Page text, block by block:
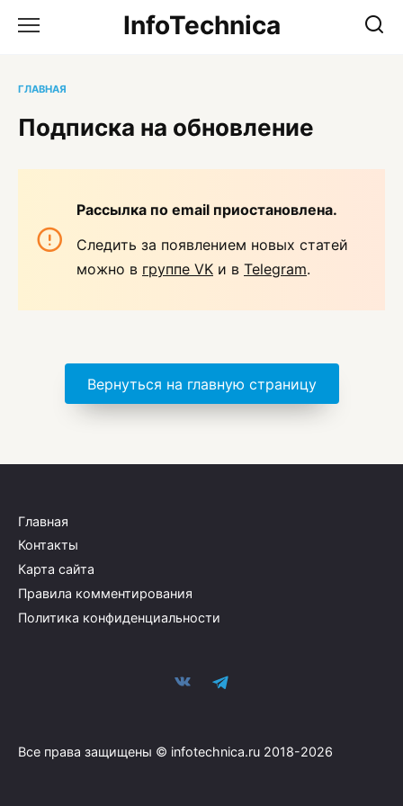
InfoTechnica
ГЛАВНАЯ
Подписка на обновление
Рассылка по email приостановлена.
Следить за появлением новых статей
можно в группе VK и в Telegram.
Вернуться на главную страницу
Главная
Контакты
Карта сайта
Правила комментирования
Политика конфиденциальности
Все права защищены © infotechnica.ru 2018-2026